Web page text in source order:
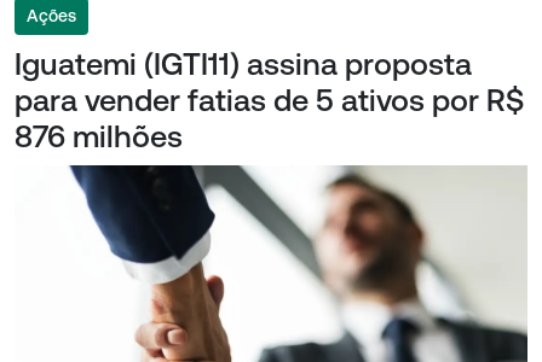
Ações
Iguatemi (IGTI11) assina proposta
para vender fatias de 5 ativos por R$
876 milhões